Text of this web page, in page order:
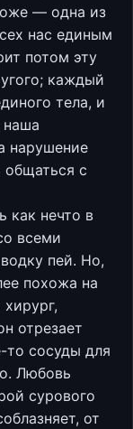
— одна из
нас единым
потом эту
каждый
тела, и
наша
нарушение
с
как нечто в
всеми
пей. Но,
похожа на
отрезает
то сосуды для
Любовь
сурового
от